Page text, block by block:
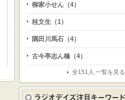
柳家小せん（4）
桂文生（1）
隅田川馬石（4）
古今亭志ん橋（4）
全151人 一覧を見る